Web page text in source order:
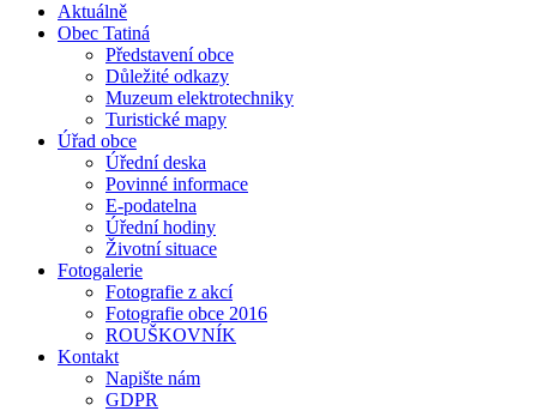
Aktuálně
Obec Tatiná
Představení obce
Důležité odkazy
Muzeum elektrotechniky
Turistické mapy
Úřad obce
Úřední deska
Povinné informace
E-podatelna
Úřední hodiny
Životní situace
Fotogalerie
Fotografie z akcí
Fotografie obce 2016
ROUŠKOVNÍK
Kontakt
Napište nám
GDPR